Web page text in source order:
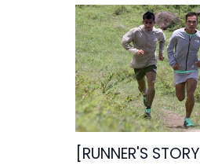
[RUNNER'S STORY